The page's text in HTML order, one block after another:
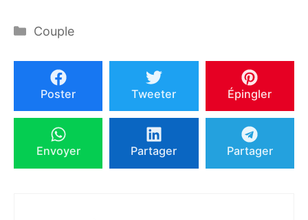
Catégories
Couple
Poster Tweeter Épingler
Envoyer Partager Partager